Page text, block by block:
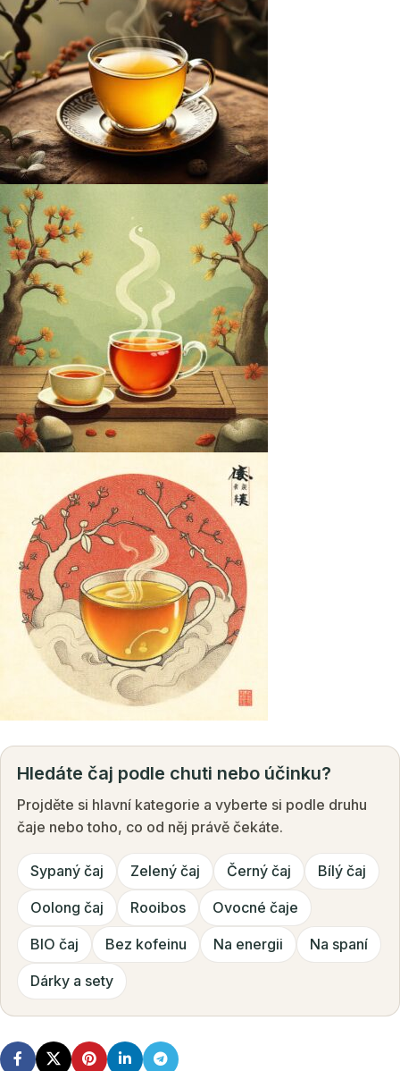
Hledáte čaj podle chuti nebo účinku?
Projděte si hlavní kategorie a vyberte si podle druhu
čaje nebo toho, co od něj právě čekáte.
Sypaný čaj Zelený čaj Černý čaj Bílý čaj
Oolong čaj Rooibos Ovocné čaje
BIO čaj Bez kofeinu Na energii Na spaní
Dárky a sety